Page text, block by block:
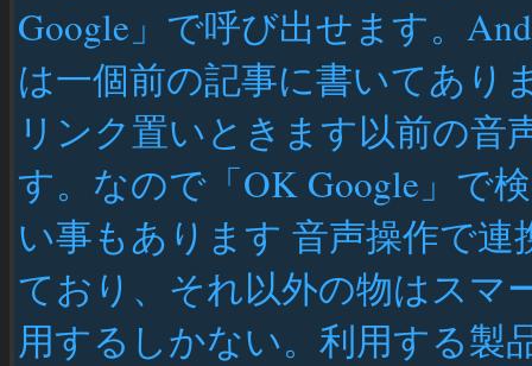
Google」で呼び出せます。
は一個前の記事に書いてあり
リンク置いときます以前の音
す。なので「OK Google」で
い事もあります 音声操作で
ており、それ以外の物はスマ
用するしかない。利用する製